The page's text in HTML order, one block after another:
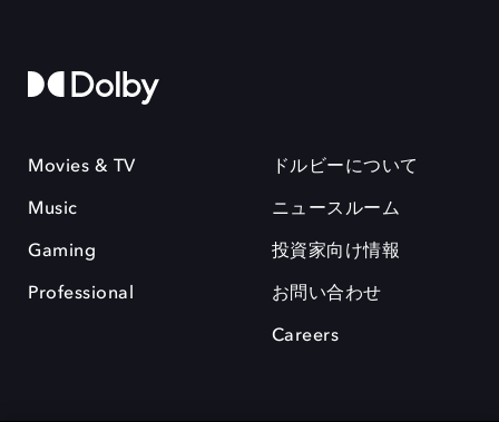
Movies & TV
Music
Gaming
Professional
ドルビーについて
ニュースルーム
投資家向け情報
お問い合わせ
Careers